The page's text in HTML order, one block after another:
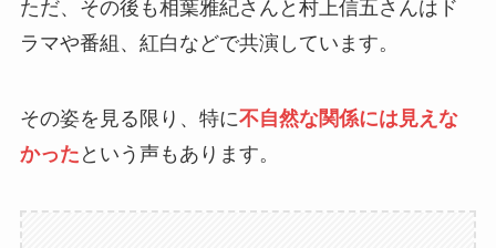
ただ、その後も相葉雅紀さんと村上信五さんはド
ラマや番組、紅白などで共演しています。
その姿を見る限り、特に不自然な関係には見えな
かった という声もあります。